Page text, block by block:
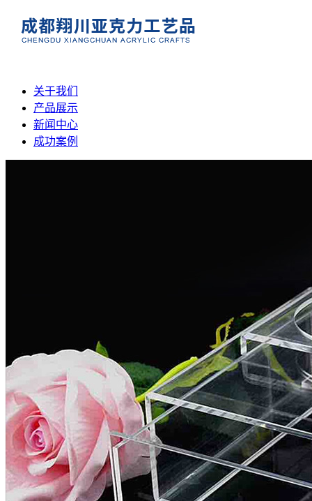
关于我们
产品展示
新闻中心
成功案例